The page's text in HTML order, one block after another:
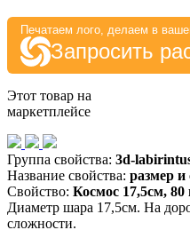
Печатаем лого, делаем в
Запросить
Этот товар на
маркетплейсе
Группа свойства: 3d-
Название свойства: размер и
Свойство: Космос 17,5см,
Диаметр шара 17,5см. На
сложности.